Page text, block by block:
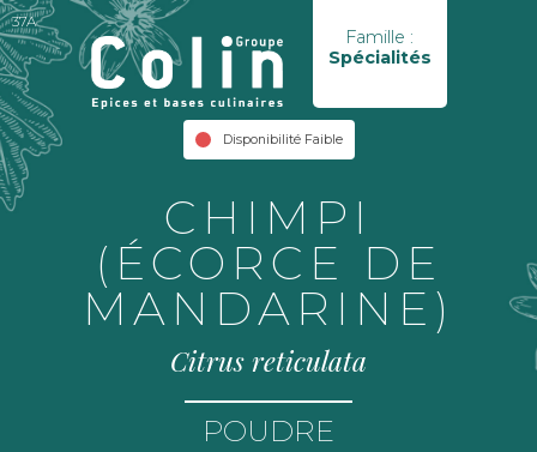
Famille :
Spécialités
Disponibilité Faible
37A
CHIMPI
(ÉCORCE DE
MANDARINE)
Citrus reticulata
POUDRE